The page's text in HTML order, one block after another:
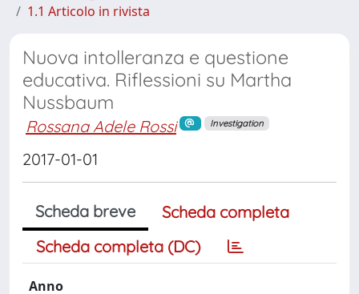
1.1 Articolo in rivista
Nuova intolleranza e questione
educativa. Riflessioni su Martha
Nussbaum
Rossana Adele Rossi Investigation
2017-01-01
Scheda breve
Scheda completa
Scheda completa (DC)
Anno